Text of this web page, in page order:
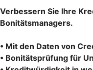
Verbessern Sie Ihre
Bonitätsmanagers.
• Mit den Daten von
• Bonitätsprüfung für